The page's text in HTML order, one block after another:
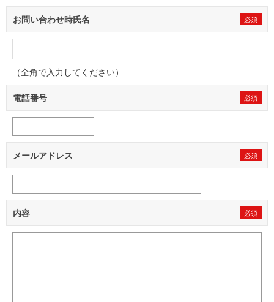
お問い合わせ時氏名
（全角で入力してください）
電話番号
メールアドレス
内容